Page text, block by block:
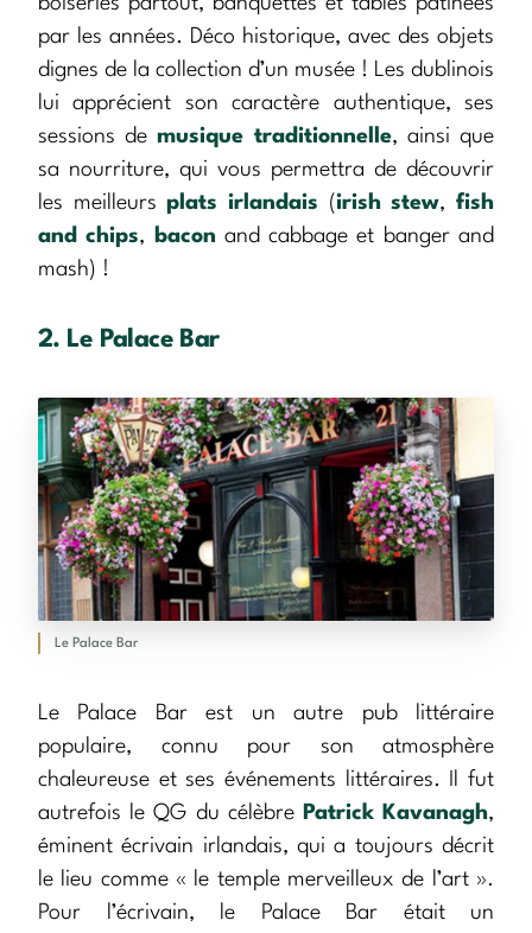
par les années. Déco historique, avec des objets
dignes de la collection d’un musée ! Les dublinois
lui apprécient son caractère authentique, ses
sessions demusique traditionnelle, ainsi que
sa nourriture, qui vous permettra de découvrir
les meilleursplats irlandais (irish stew,fish
and chips, bacon and cabbage et banger and
mash) !
2. Le Palace Bar
Le Palace Bar
Le Palace Bar est un autre pub littéraire
populaire, connu pour son atmosphère
chaleureuse et ses événements littéraires. Il fut
autrefois le QG du célèbre Patrick Kavanagh,
éminent écrivain irlandais, qui a toujours décrit
le lieu comme « le temple merveilleux de l’art ».
Pour l’écrivain, le Palace Bar était un